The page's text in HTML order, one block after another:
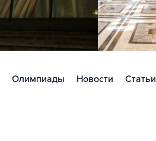
Олимпиады Новости Статьи